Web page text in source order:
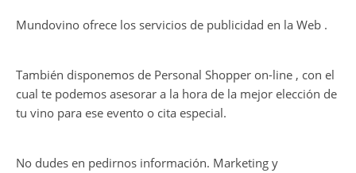
Mundovino ofrece los servicios de publicidad en la Web .
También disponemos de Personal Shopper on-line , con el
cual te podemos asesorar a la hora de la mejor elección de
tu vino para ese evento o cita especial.
No dudes en pedirnos información. Marketing y